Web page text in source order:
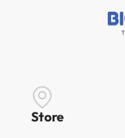
Store